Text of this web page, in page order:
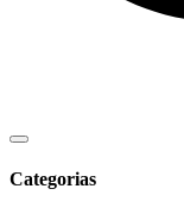
Categorias